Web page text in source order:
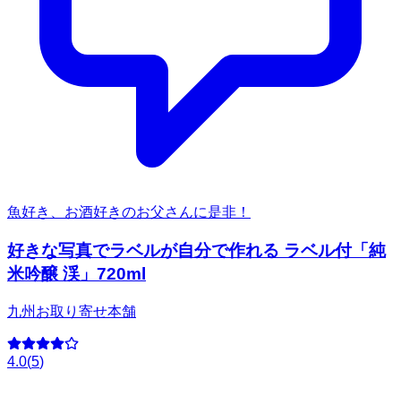
魚好き、お酒好きのお父さんに是非！
好きな写真でラベルが自分で作れる ラベル付「純
米吟醸 渓」720ml
九州お取り寄せ本舗
4.0(5)